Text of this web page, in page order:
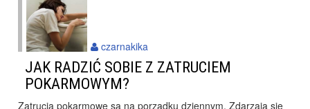
JAK RADZIĆ SOBIE Z ZATRUCIEM
POKARMOWYM?
Zatrucia pokarmowe są na porządku dziennym. Zdarzają się
czarnakika